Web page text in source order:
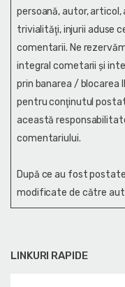
LINKURI RAPIDE
persoană, autor, articol,
trivialităţi, injurii aduse
comentarii. Ne
integral cometarii și
prin banarea / blocarea
pentru conţinutul
această
comentariului.
După ce au fost
modificate de către